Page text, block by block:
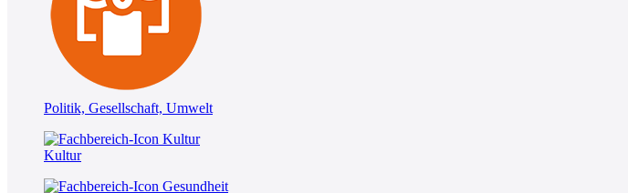
Politik, Gesellschaft, Umwelt
Kultur